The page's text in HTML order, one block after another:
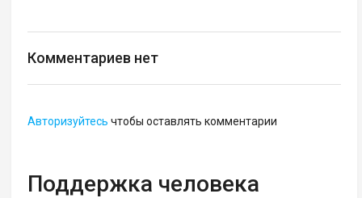
Комментариев нет
Авторизуйтесь чтобы оставлять комментарии
Поддержка человека